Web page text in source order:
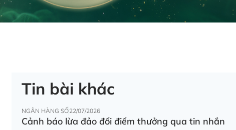
Tin bài khác
NGÂN HÀNG SỐ22/07/2026
Cảnh báo lừa đảo đổi điểm thưởng qua tin nhắn